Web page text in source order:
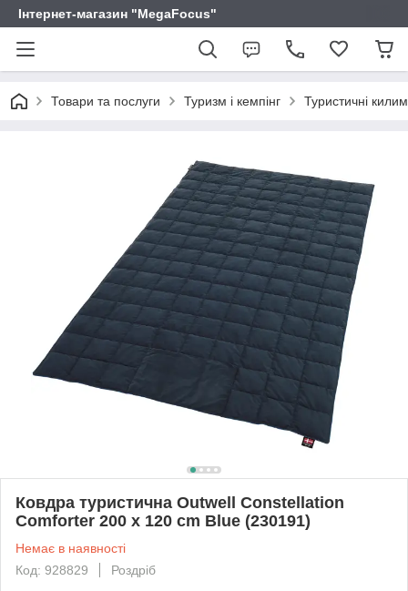
Інтернет-магазин "MegaFocus"
Товари та послуги Туризм і кемпінг Туристичні
Ковдра туристична Outwell Constellation
Comforter 200 х 120 cm Blue (230191)
Немає в наявності
Код: 928829
Роздріб